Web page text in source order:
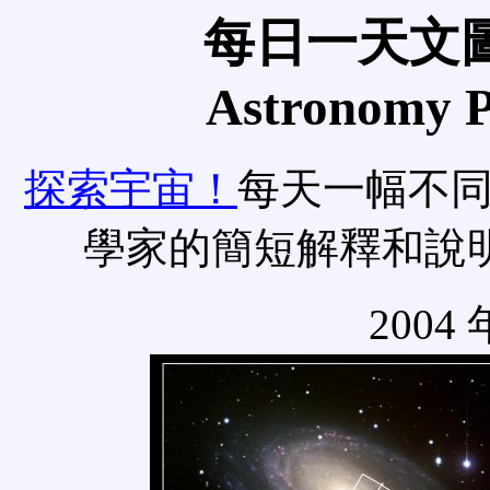
每日一天文
Astronomy
探索宇宙！ 每天一幅不
學家的簡短解釋和說
2004